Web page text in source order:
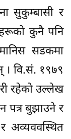
सुकुम्बासी र
कुनै पनि
सडकमा
। वि.सं. १९७९
रहेको उल्लेख
पत्र बुझाउने र
अव्यववस्थित